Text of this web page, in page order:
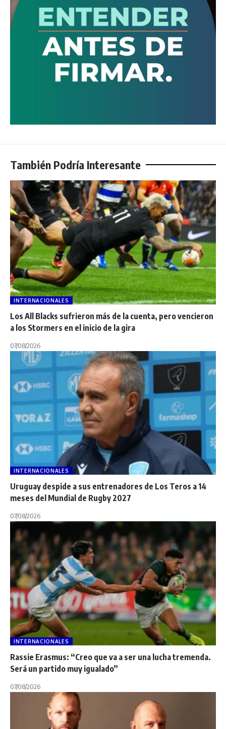
También Podría Interesante
INTERNACIONALES
Los All Blacks sufrieron más de la cuenta, pero vencieron
a los Stormers en el inicio de la gira
07/08/2026
INTERNACIONALES
Uruguay despide a sus entrenadores de Los Teros a 14
meses del Mundial de Rugby 2027
07/08/2026
INTERNACIONALES
Rassie Erasmus: “Creo que va a ser una lucha tremenda.
Será un partido muy igualado”
07/08/2026